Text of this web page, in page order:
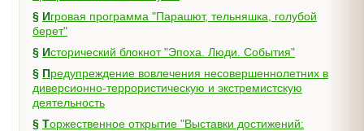
§ Игровая программа "Парашют, тельняшка, голубой
берет"
§
Исторический блокнот "Эпоха. Люди. События"
§ Предупреждение вовлечения несовершеннолетних в
диверсионно-террористическую и экстремистскую
деятельность
§ Торжественное открытие "Выставки достижений: